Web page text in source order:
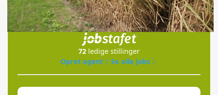
Jobs
i samarbejde med
72 ledige stillinger
Opret agent
Se alle jobs